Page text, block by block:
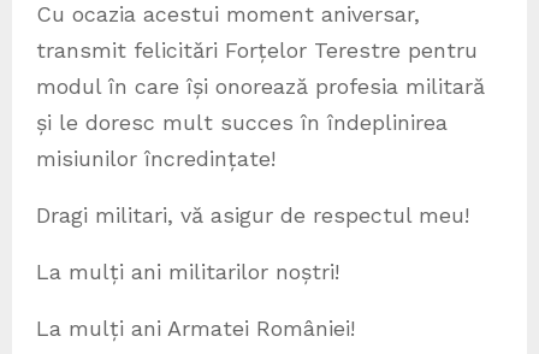
Cu ocazia acestui moment aniversar,
transmit felicitări Forțelor Terestre pentru
modul în care își onorează profesia militară
și le doresc mult succes în îndeplinirea
misiunilor încredințate!
Dragi militari, vă asigur de respectul meu!
La mulți ani militarilor noștri!
La mulți ani Armatei României!